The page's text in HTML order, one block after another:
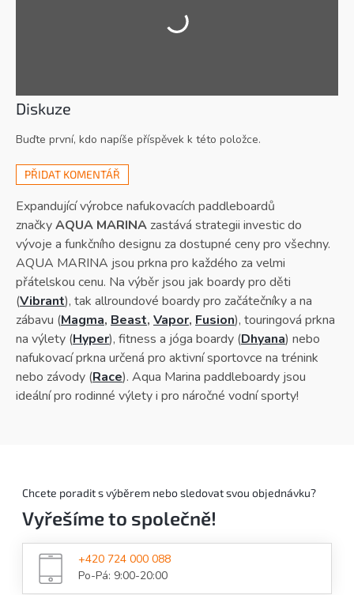
Diskuze
Buďte první, kdo napíše příspěvek k této položce.
PŘIDAT KOMENTÁŘ
Expandující výrobce nafukovacích paddleboardů
značkyAQUA MARINA zastává strategii investic do
vývoje a funkčního designu za dostupné ceny pro všechny.
AQUA MARINA jsou prkna pro každého za velmi
přátelskou cenu. Na výběr jsou jak boardy pro děti
(Vibrant), tak allroundové boardy pro začátečníky a na
zábavu (Magma, Beast, Vapor, Fusion), touringová prkna
na výlety (Hyper), fitness a jóga boardy (Dhyana) nebo
nafukovací prkna určená pro aktivní sportovce na trénink
nebo závody (Race). Aqua Marina paddleboardy jsou
ideální pro rodinné výlety i pro náročné vodní sporty!
Chcete poradit s výběrem nebo sledovat svou objednávku?
Vyřešíme to společně!
+420 724 000 088
Po-Pá: 9:00-20:00